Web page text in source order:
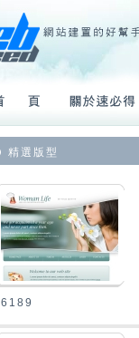
精選版型
6189